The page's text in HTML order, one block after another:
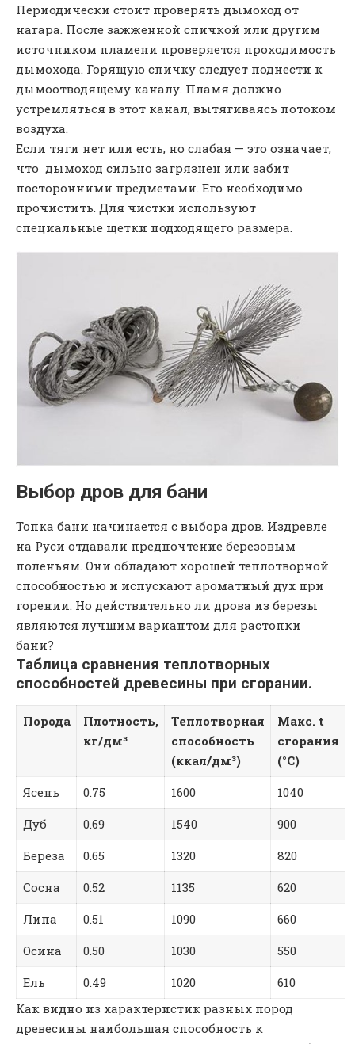
Периодически стоит проверять дымоход от
нагара. После зажженной спичкой или другим
источником пламени проверяется проходимость
дымохода. Горящую спичку следует поднести к
дымоотводящему каналу. Пламя должно
устремляться в этот канал, вытягиваясь потоком
воздуха.
Если тяги нет или есть, но слабая — это означает,
что дымоход сильно загрязнен или забит
посторонними предметами. Его необходимо
прочистить. Для чистки используют
специальные щетки подходящего размера.
Выбор дров для бани
Топка бани начинается с выбора дров. Издревле
на Руси отдавали предпочтение березовым
поленьям. Они обладают хорошей теплотворной
способностью и испускают ароматный дух при
горении. Но действительно ли дрова из березы
являются лучшим вариантом для растопки
бани?
Таблица сравнения теплотворных
способностей древесины при сгорании.
Порода
Плотность,
кг/дм³
Теплотворная
способность
(ккал/дм³)
Макс. t
сгорания
(°C)
Ясень
0.75 1600
1040
Дуб
0.69 1540
900
Береза
0.65 1320
820
Сосна
0.52 1135
620
Липа
0.51 1090
660
Осина
0.50 1030
550
Ель
0.49 1020
610
Как видно из характеристик разных пород
древесины наибольшая способность к